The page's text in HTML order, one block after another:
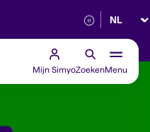
Betrouwbaar
Mijn SimyoZoekenMenu